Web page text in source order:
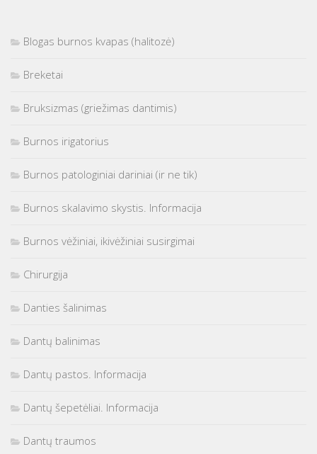
Blogas burnos kvapas (halitozė)
Breketai
Bruksizmas (griežimas dantimis)
Burnos irigatorius
Burnos patologiniai dariniai (ir ne tik)
Burnos skalavimo skystis. Informacija
Burnos vėžiniai, ikivėžiniai susirgimai
Chirurgija
Danties šalinimas
Dantų balinimas
Dantų pastos. Informacija
Dantų šepetėliai. Informacija
Dantų traumos